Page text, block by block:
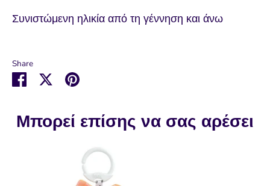
Συνιστώμενη ηλικία από τη γέννηση και άνω
Share
Μοιραστείτε
Facebook
Μοιραστείτε
Twitter
Καρφιτσώστε
Μπορεί επίσης να σας αρέσει